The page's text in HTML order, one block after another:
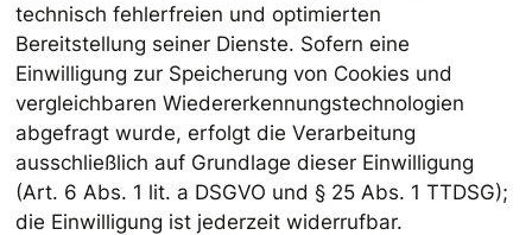
technisch fehlerfreien und optimierten
Bereitstellung seiner Dienste. Sofern eine
Einwilligung zur Speicherung von Cookies und
vergleichbaren Wiedererkennungstechnologien
abgefragt wurde, erfolgt die Verarbeitung
ausschließlich auf Grundlage dieser Einwilligung
(Art. 6 Abs. 1 lit. a DSGVO und § 25 Abs. 1 TTDSG);
die Einwilligung ist jederzeit widerrufbar.